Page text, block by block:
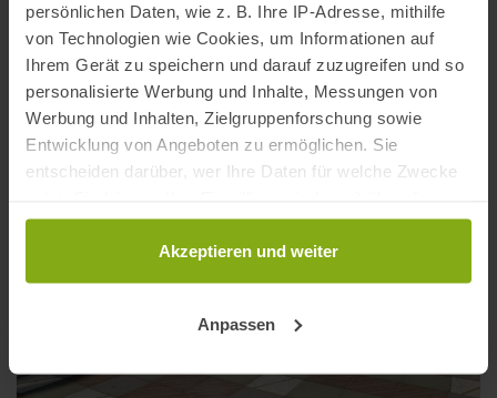
persönlichen Daten, wie z. B. Ihre IP-Adresse, mithilfe
von Technologien wie Cookies, um Informationen auf
Ihrem Gerät zu speichern und darauf zuzugreifen und so
personalisierte Werbung und Inhalte, Messungen von
Werbung und Inhalten, Zielgruppenforschung sowie
Entwicklung von Angeboten zu ermöglichen. Sie
entscheiden darüber, wer Ihre Daten für welche Zwecke
Cookie-Erklärung oder durch Klicken auf das Privacy
Trigger Symbol ändern oder widerrufen
Informationen über Ihre geografische Lage
können
Akzeptieren und weiter
Anpassen
Entfernung: 0,15 km